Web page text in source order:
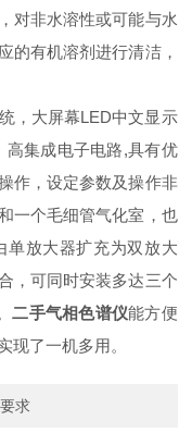
对非水溶性或可能与水
的有机溶剂进行清洁，
大屏幕LED中文显示
高集成电子电路,具有优
作，设定参数及操作非
一个毛细管气化室，也
单放大器扩充为双放大
，可同时安装多达三个
二手气相色谱仪能方便
现了一机多用。
求